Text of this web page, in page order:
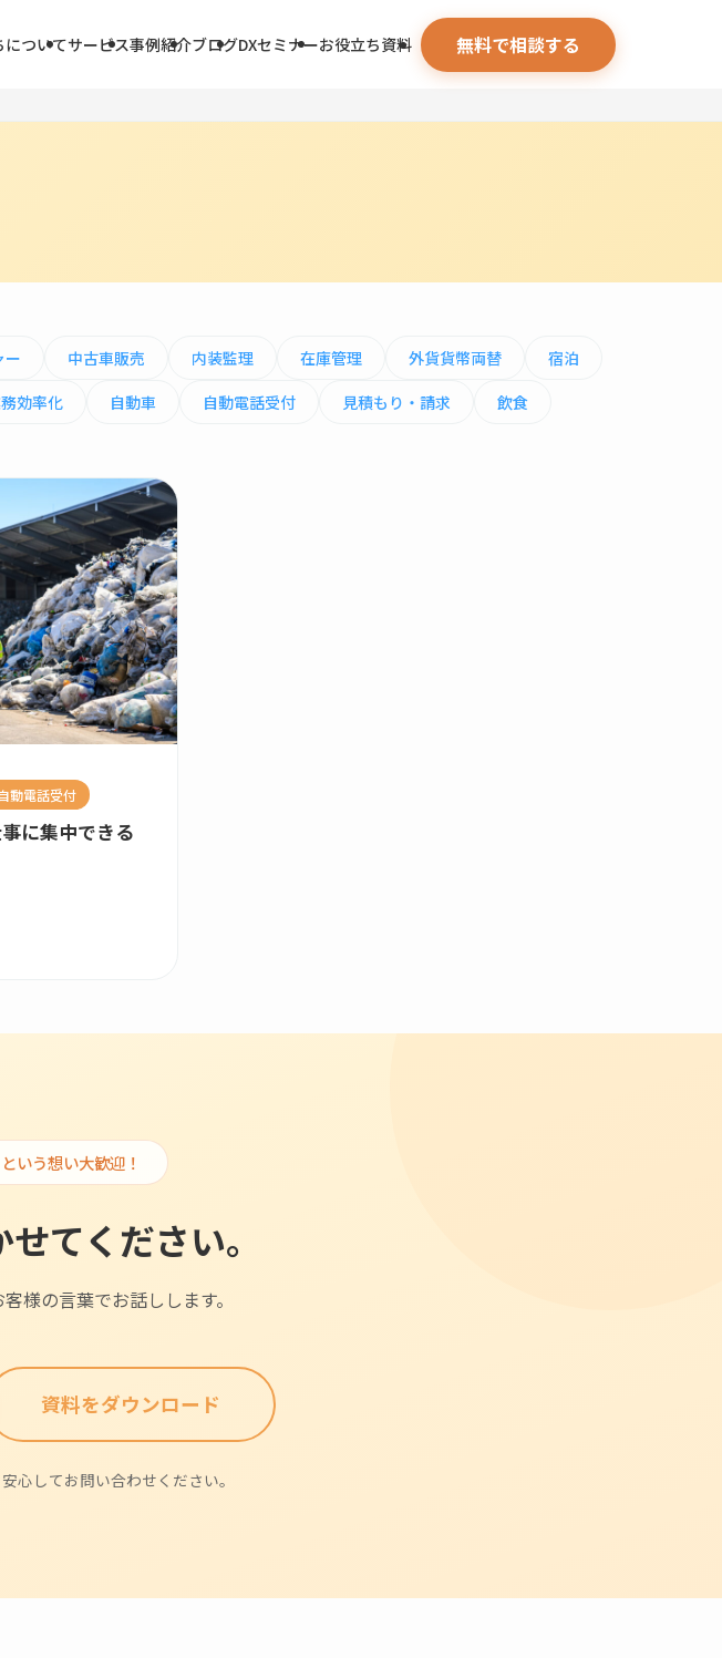
についてサービス事例紹介ブログDXセミナーお役立ち資料 無料で相談する
ー 中古車販売 内装監理 在庫管理 外貨貨幣両替
宿泊
効率化 自動車 自動電話受付 見積もり・請求 飲食
動電話受付
に集中できる
いう想い大歓迎！
てください。
様の言葉でお話しします。
資料をダウンロード
心してお問い合わせください。